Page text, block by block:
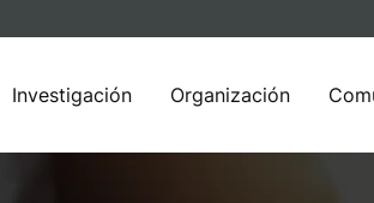
Investigación Organización